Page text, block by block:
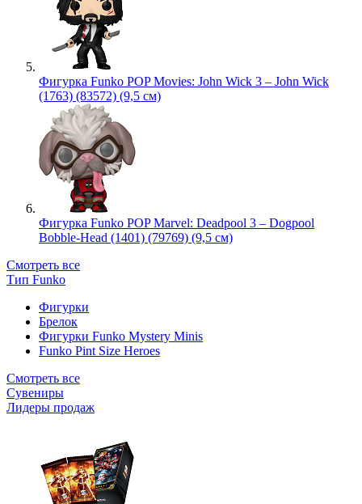
Фигурка Funko POP Movies: John Wick 3 – John Wick
(1763) (83572) (9,5 см)
Фигурка Funko POP Marvel: Deadpool 3 – Dogpool
Bobble-Head (1401) (79769) (9,5 см)
Смотреть все
Тип Funko
Фигурки
Брелок
Фигурки Funko Mystery Minis
Funko Pint Size Heroes
Смотреть все
Сувениры
Лидеры продаж